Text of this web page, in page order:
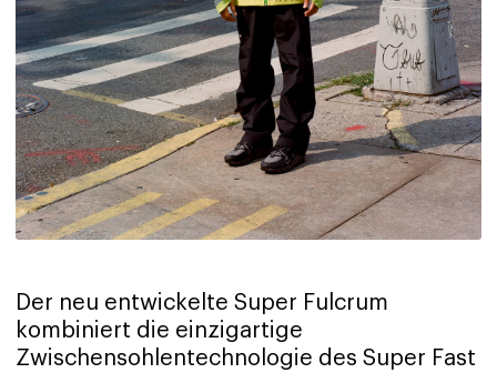
Der neu entwickelte Super Fulcrum
kombiniert die einzigartige
Zwischensohlentechnologie des Super Fast